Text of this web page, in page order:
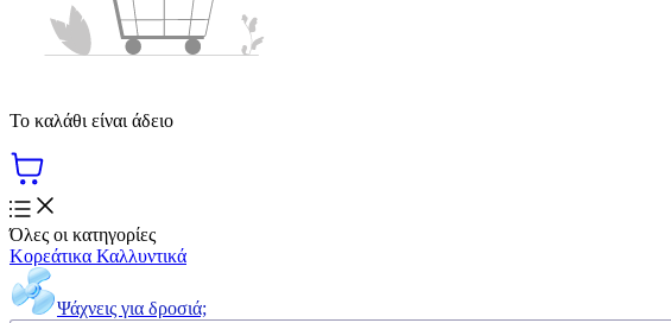
Το καλάθι είναι άδειο
Όλες οι κατηγορίες
Κορεάτικα Καλλυντικά
Ψάχνεις για δροσιά;